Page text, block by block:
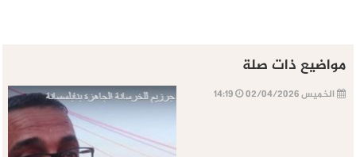
مواضيع ذات صلة
الخميس 02/04/2026